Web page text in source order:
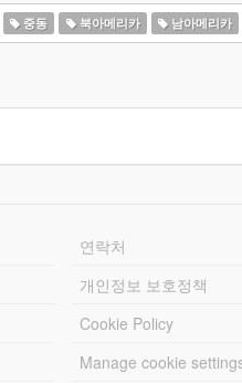
중동 북아메리카 남아메리카
연락처
개인정보 보호정책
Cookie Policy
Manage cookie